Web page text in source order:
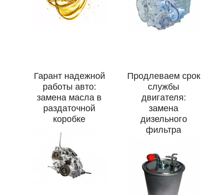
Гарант надежной
работы авто:
замена масла в
раздаточной
коробке
Продлеваем срок
службы
двигателя:
замена
дизельного
фильтра
Онлайн запись
Выберите одну или несколько услуг
История обслуживания
Номер телефона